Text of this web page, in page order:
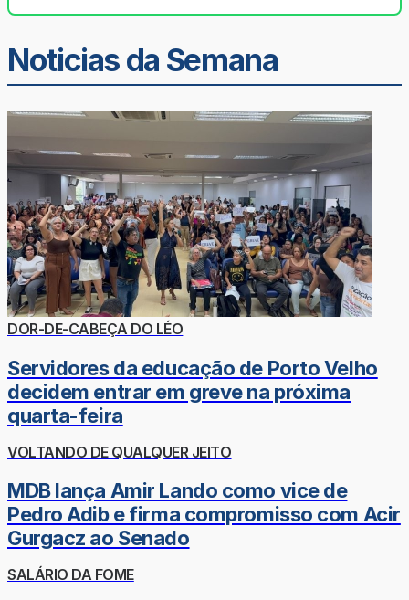
Noticias da Semana
DOR-DE-CABEÇA DO LÉO
Servidores da educação de Porto Velho
decidem entrar em greve na próxima
quarta-feira
VOLTANDO DE QUALQUER JEITO
MDB lança Amir Lando como vice de
Pedro Adib e firma compromisso com Acir
Gurgacz ao Senado
SALÁRIO DA FOME